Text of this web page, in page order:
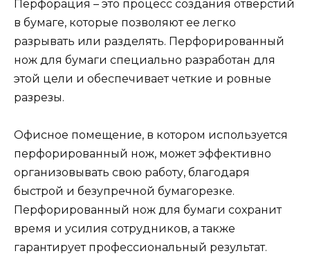
Перфорация – это процесс создания отверстий
в бумаге, которые позволяют ее легко
разрывать или разделять. Перфорированный
нож для бумаги специально разработан для
этой цели и обеспечивает четкие и ровные
разрезы.
Офисное помещение, в котором используется
перфорированный нож, может эффективно
организовывать свою работу, благодаря
быстрой и безупречной бумагорезке.
Перфорированный нож для бумаги сохранит
время и усилия сотрудников, а также
гарантирует профессиональный результат.